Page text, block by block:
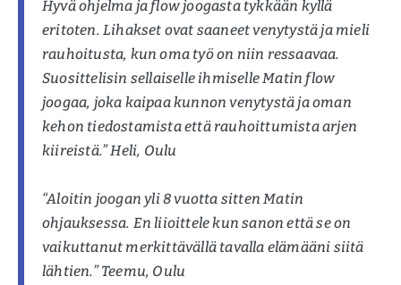
Hyvä ohjelma ja flow joogasta tykkään kyllä
eritoten. Lihakset ovat saaneet venytystä ja mieli
rauhoitusta, kun oma työ on niin ressaavaa.
Suosittelisin sellaiselle ihmiselle Matin flow
joogaa, joka kaipaa kunnon venytystä ja oman
kehon tiedostamista että rauhoittumista arjen
kiireistä.” Heli, Oulu
“Aloitin joogan yli 8 vuotta sitten Matin
ohjauksessa. En liioittele kun sanon että se on
vaikuttanut merkittävällä tavalla elämääni siitä
lähtien.” Teemu, Oulu